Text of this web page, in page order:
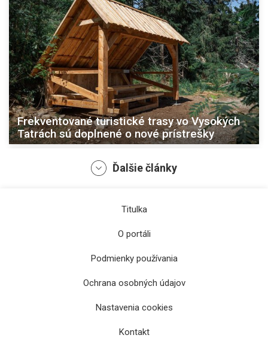
Frekventované turistické trasy vo Vysokých
Tatrách sú doplnené o nové prístrešky
Fontána pri krematóriu je po dvoch dekádach
Ďalšie články
Titulka
O portáli
Podmienky používania
Ochrana osobných údajov
Nastavenia cookies
Kontakt